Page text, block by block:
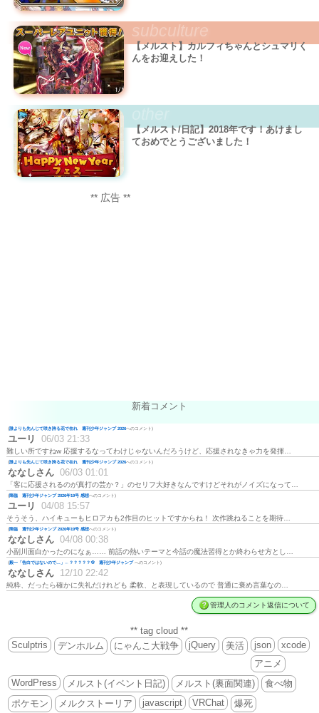
subculture
【メルスト】カルフィちゃんとシュマリく
んをお迎えした！
【メルスト/日記】2018年です！あけまし
ておめでとうございました！
** 広告 **
新着コメント
(誰よりも先んじて咲き誇る花で在れ 週刊少年ジャンプ 2026へのコメント)
ユーリ 06/03 21:33
難しい所ですねw 応援するなってわけじゃないんだろうけど、応援されなきゃ力を発揮…
(誰よりも先んじて咲き誇る花で在れ 週刊少年ジャンプ 2026へのコメント)
ななしさん 06/03 01:01
「客に応援されるのが真打の芸か？」のセリフ大好きなんですけどそれがノイズになって…
(降臨 週刊少年ジャンプ 2026年19号 感想へのコメント)
ユーリ 04/08 15:57
そうそう、ハイキューもヒロアカも2作目のヒットですからね！ 次作跳ねることを期待…
(降臨 週刊少年ジャンプ 2026年19号 感想へのコメント)
ななしさん 04/08 00:38
小副川面白かったのになぁ…… 前話の熱いテーマと今話の魔法習得とか終わらせ方とし…
(殿一「告白ではないので…」←？？？？？💢 週刊少年ジャンプへのコメント)
ななしさん 12/10 22:42
純粋、だったら確かに失礼だけれども 柔軟、と表現しているので 普通に褒め言葉なの…
管理人のコメント返信について
** tag cloud **
Sculptris
デンホルム にゃんこ大戦争 jQuery 美活 json
xcode
アニメ
WordPress
メルスト(イベント日記) メルスト(裏面関連)
食べ物
ポケモン
メルクストーリア javascript VRChat 爆死